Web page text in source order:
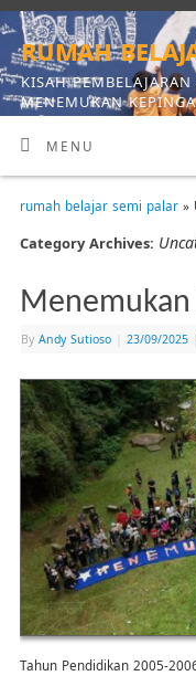
rumah
KISAH
MENEMUKAN
MENU
rumah belajar semi palar»
Category Archives:
By Andy Sutioso 23/09/2025
Tahun Pendidikan 2005-